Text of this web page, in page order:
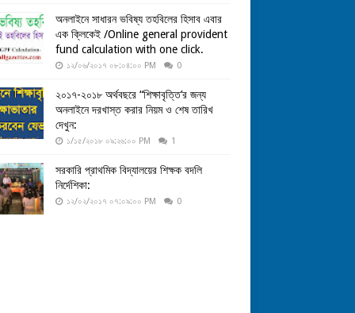
অনলাইনে সাধারন ভবিষ্য তহবিলের হিসাব এবার
এক ক্লিকেই /Online general provident
fund calculation with one click.
১২/০৬/২০১৭ ০৮:০৪:০০ PM 0
২০১৭-২০১৮ অর্থবছরে “শিক্ষাবৃত্তি’র জন্য
অনলাইনে দরখাস্ত করার নিয়ম ও শেষ তারিখ
দেখুন:
১/১৫/২০১৮ ০৯:২৬:০০ PM 1
সরকারি প্রাথমিক বিদ্যালয়ের শিক্ষক বদলি
নির্দেশিকা:
১২/০২/২০১৭ ০৭:০৯:০০ PM 0